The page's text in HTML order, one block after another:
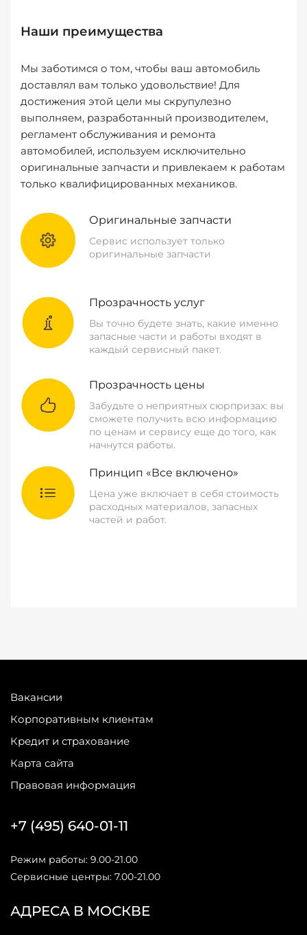
Наши преимущества
Мы заботимся о том, чтобы ваш автомобиль
доставлял вам только удовольствие! Для
достижения этой цели мы скрупулезно
выполняем, разработанный производителем,
регламент обслуживания и ремонта
автомобилей, используем исключительно
оригинальные запчасти и привлекаем к работам
только квалифицированных механиков.
Оригинальные запчасти
Сервис использует только
оригинальные запчасти
Прозрачность услуг
Вы точно будете знать, какие именно
запасные части и работы входят в
каждый сервисный пакет.
Прозрачность цены
Забудьте о неприятных сюрпризах: вы
сможете получить всю информацию
по ценам и сервису еще до того, как
начнутся работы.
Принцип «Все включено»
Цена уже включает в себя стоимость
расходных материалов, запасных
частей и работ.
Вакансии
Корпоративным клиентам
Кредит и страхование
Карта сайта
Правовая информация
АДРЕСА В МОСКВЕ
+7 (495) 640-01-11
Режим работы: 9.00-21.00
Сервисные центры: 7.00-21.00